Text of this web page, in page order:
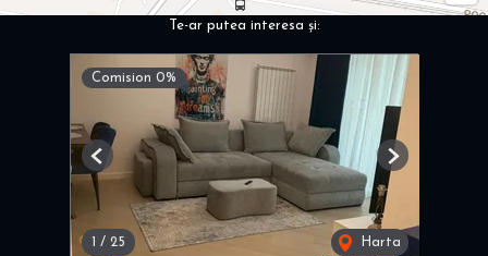
Te-ar putea interesa și:
Comision 0%
/ 25 Harta
Previous Next